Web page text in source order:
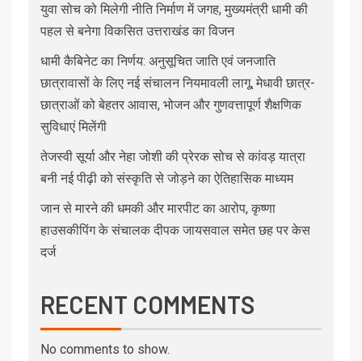
युवा सोच को मिलेगी नीति निर्माण में जगह, मुख्यमंत्री धामी की
पहल से बनेगा विकसित उत्तराखंड का विजन
धामी कैबिनेट का निर्णय: अनुसूचित जाति एवं जनजाति
छात्रावासों के लिए नई संचालन नियमावली लागू, मेधावी छात्र-
छात्राओं को बेहतर आवास, भोजन और गुणवत्तापूर्ण शैक्षणिक
सुविधाएं मिलेंगी
तेजस्वी सूर्या और नेहा जोशी की प्रेरक सोच से कांवड़ यात्रा
बनी नई पीढ़ी को संस्कृति से जोड़ने का ऐतिहासिक माध्यम
जान से मारने की धमकी और मारपीट का आरोप, कृष्णा
हाउसकीपिंग के संचालक दीपक जायसवाल समेत छह पर केस
दर्ज
RECENT COMMENTS
No comments to show.